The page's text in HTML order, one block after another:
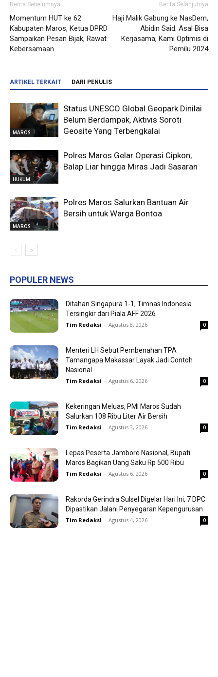
Berita Sebelumnya
Momentum HUT ke 62
Kabupaten Maros, Ketua DPRD
Sampaikan Pesan Bijak, Rawat
Kebersamaan
Berita Selanjutnya
Haji Malik Gabung ke NasDem,
Abidin Said: Asal Bisa
Kerjasama, Kami Optimis di
Pemilu 2024
ARTIKEL TERKAIT DARI PENULIS
MAROS
Status UNESCO Global Geopark Dinilai
Belum Berdampak, Aktivis Soroti
Geosite Yang Terbengkalai
HUKUM
Polres Maros Gelar Operasi Cipkon,
Balap Liar hingga Miras Jadi Sasaran
MAROS
Polres Maros Salurkan Bantuan Air
Bersih untuk Warga Bontoa
POPULER NEWS
Ditahan Singapura 1-1, Timnas Indonesia
Tersingkir dari Piala AFF 2026
Tim Redaksi - Agustus 8, 2026 0
Menteri LH Sebut Pembenahan TPA
Tamangapa Makassar Layak Jadi Contoh
Nasional
Tim Redaksi - Agustus 6, 2026 0
Kekeringan Meluas, PMI Maros Sudah
Salurkan 108 Ribu Liter Air Bersih
Tim Redaksi - Agustus 3, 2026 0
Lepas Peserta Jambore Nasional, Bupati
Maros Bagikan Uang Saku Rp 500 Ribu
Tim Redaksi - Agustus 6, 2026 0
Rakorda Gerindra Sulsel Digelar Hari Ini, 7 DPC
Dipastikan Jalani Penyegaran Kepengurusan
Tim Redaksi - Agustus 4, 2026 0